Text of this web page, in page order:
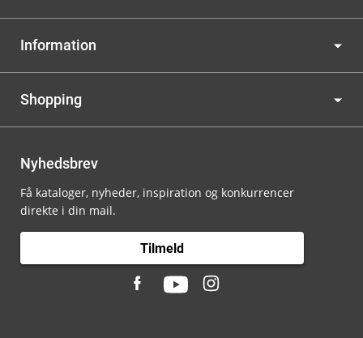
Information
Shopping
Nyhedsbrev
Få kataloger, nyheder, inspiration og konkurrencer
direkte i din mail.
Tilmeld